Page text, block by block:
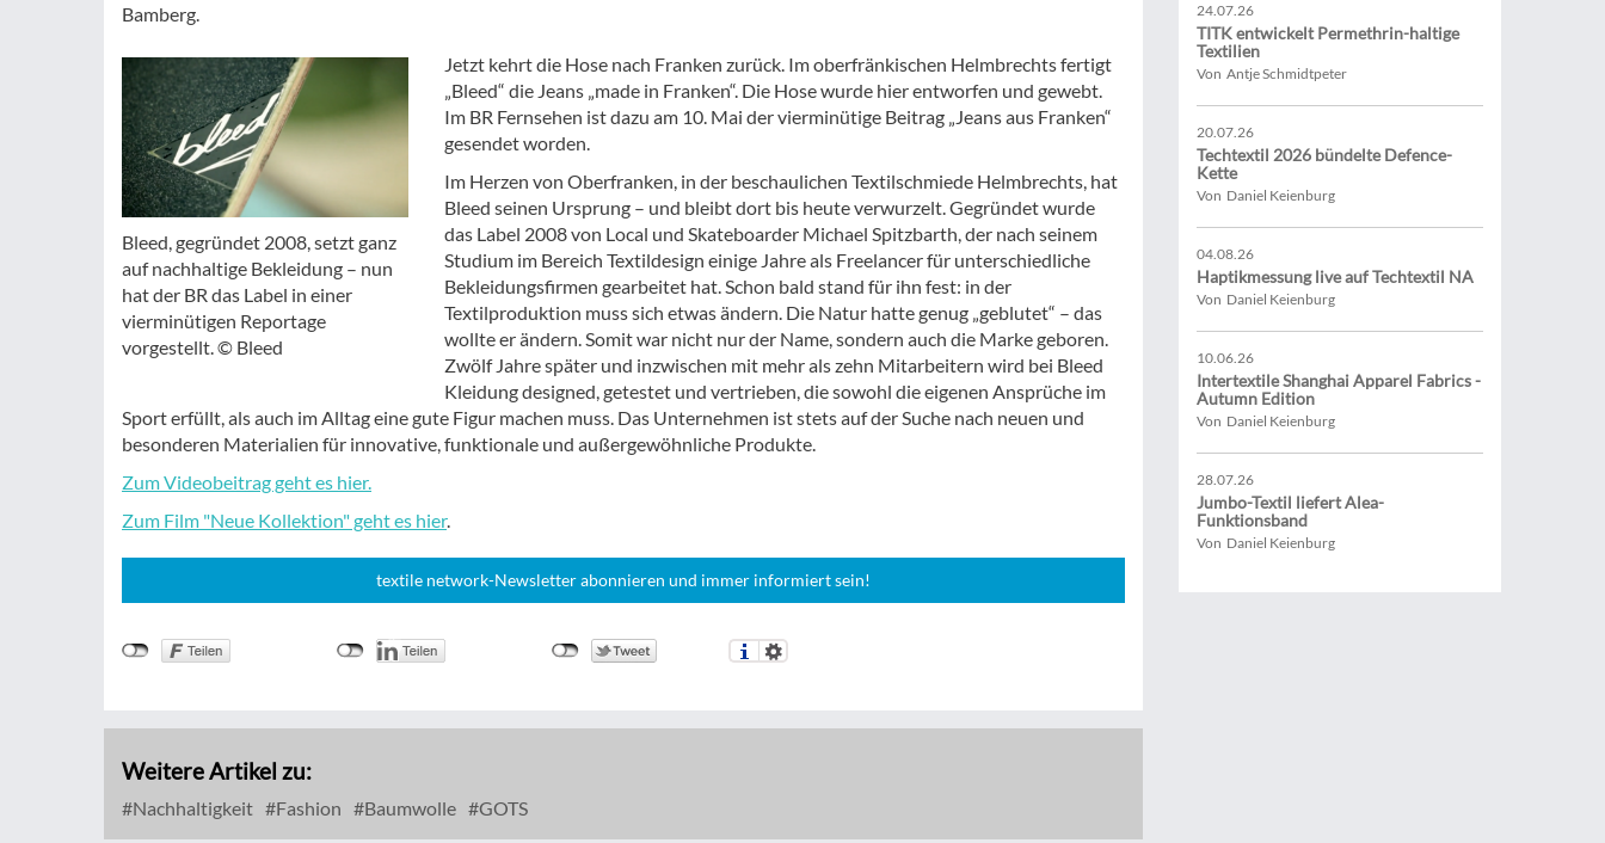
Bamberg.
Bleed, gegründet 2008, setzt ganz
auf nachhaltige Bekleidung – nun
hat der BR das Label in einer
vierminütigen Reportage
vorgestellt. © Bleed
Jetzt kehrt die Hose nach Franken zurück. Im oberfränkischen Helmbrechts fertigt
„Bleed“ die Jeans „made in Franken“. Die Hose wurde hier entworfen und gewebt.
Im BR Fernsehen ist dazu am 10. Mai der vierminütige Beitrag „Jeans aus Franken“
gesendet worden.
Im Herzen von Oberfranken, in der beschaulichen Textilschmiede Helmbrechts, hat
Bleed seinen Ursprung – und bleibt dort bis heute verwurzelt. Gegründet wurde
das Label 2008 von Local und Skateboarder Michael Spitzbarth, der nach seinem
Studium im Bereich Textildesign einige Jahre als Freelancer für unterschiedliche
Bekleidungsfirmen gearbeitet hat. Schon bald stand für ihn fest: in der
Textilproduktion muss sich etwas ändern. Die Natur hatte genug „geblutet“ – das
wollte er ändern. Somit war nicht nur der Name, sondern auch die Marke geboren.
Zwölf Jahre später und inzwischen mit mehr als zehn Mitarbeitern wird bei Bleed
Kleidung designed, getestet und vertrieben, die sowohl die eigenen Ansprüche im
Sport erfüllt, als auch im Alltag eine gute Figur machen muss. Das Unternehmen ist stets auf der Suche nach neuen und
besonderen Materialien für innovative, funktionale und außergewöhnliche Produkte.
Zum Videobeitrag geht es hier.
Zum Film "Neue Kollektion" geht es hier.
textile network-Newsletter abonnieren und immer informiert sein!
Weitere Artikel zu:
Nachhaltigkeit Fashion Baumwolle GOTS
24.07.26
TITK entwickelt Permethrin-haltige
Textilien
Von Antje Schmidtpeter
20.07.26
Techtextil 2026 bündelte Defence-
Kette
Von Daniel Keienburg
04.08.26
Haptikmessung live auf Techtextil NA
Von Daniel Keienburg
10.06.26
Intertextile Shanghai Apparel Fabrics -
Autumn Edition
Von Daniel Keienburg
28.07.26
Jumbo-Textil liefert Alea-
Funktionsband
Von Daniel Keienburg